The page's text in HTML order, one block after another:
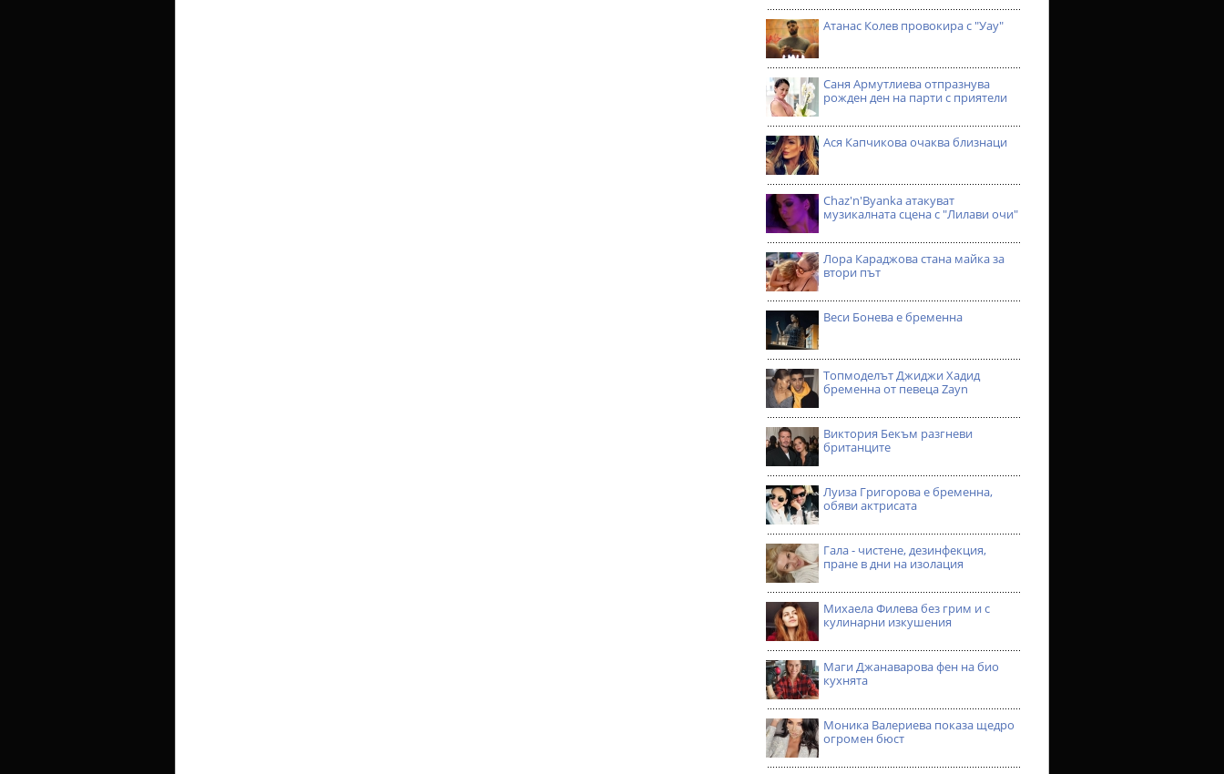
Атанас Колев провокира с "Уау"
Саня Армутлиева отпразнува
рожден ден на парти с приятели
Ася Капчикова очаква близнаци
Chaz'n'Byanka атакуват
музикалната сцена с "Лилави очи"
Лора Караджова стана майка за
втори път
Веси Бонева е бременна
Топмоделът Джиджи Хадид
бременна от певеца Zayn
Виктория Бекъм разгневи
британците
Луиза Григорова е бременна,
обяви актрисата
Гала - чистене, дезинфекция,
пране в дни на изолация
Михаела Филева без грим и с
кулинарни изкушения
Маги Джанаварова фен на био
кухнята
Моника Валериева показа щедро
огромен бюст